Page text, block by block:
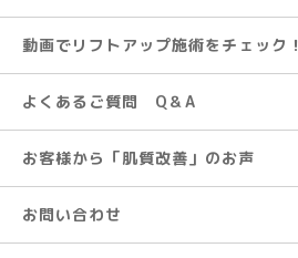
動画でリフトアップ施術をチェック！
よくあるご質問 Q＆A
お客様から「肌質改善」のお声
お問い合わせ